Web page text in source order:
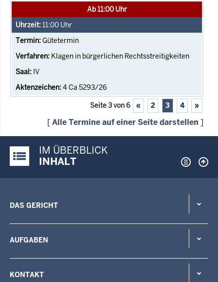
Ab 11:00 Uhr
11:00 Uhr
Gütetermin
Klagen in bürgerlichen Rechtsstreitigkeiten
IV
4 Ca 5293/26
Seite 3 von 6 « 2 3 4 »
[Alle Termine auf einer Seite darstellen ]
Justiz-Portal im Überblick:
IM ÜBERBLICK
INHALT
DAS GERICHT
AUFGABEN
KONTAKT